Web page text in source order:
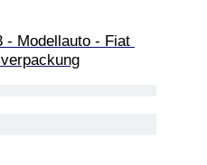
- Modellauto - Fiat